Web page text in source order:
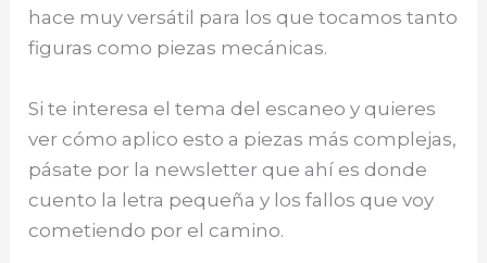
hace muy versátil para los que tocamos tanto
figuras como piezas mecánicas.
Si te interesa el tema del escaneo y quieres
ver cómo aplico esto a piezas más complejas,
pásate por la newsletter que ahí es donde
cuento la letra pequeña y los fallos que voy
cometiendo por el camino.